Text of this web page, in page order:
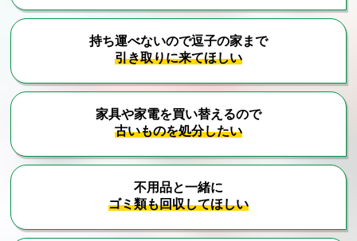
持ち運べないので逗子の家まで
引き取りに来てほしい
家具や家電を買い替えるので
古いものを処分したい
不用品と一緒に
ゴミ類も回収してほしい